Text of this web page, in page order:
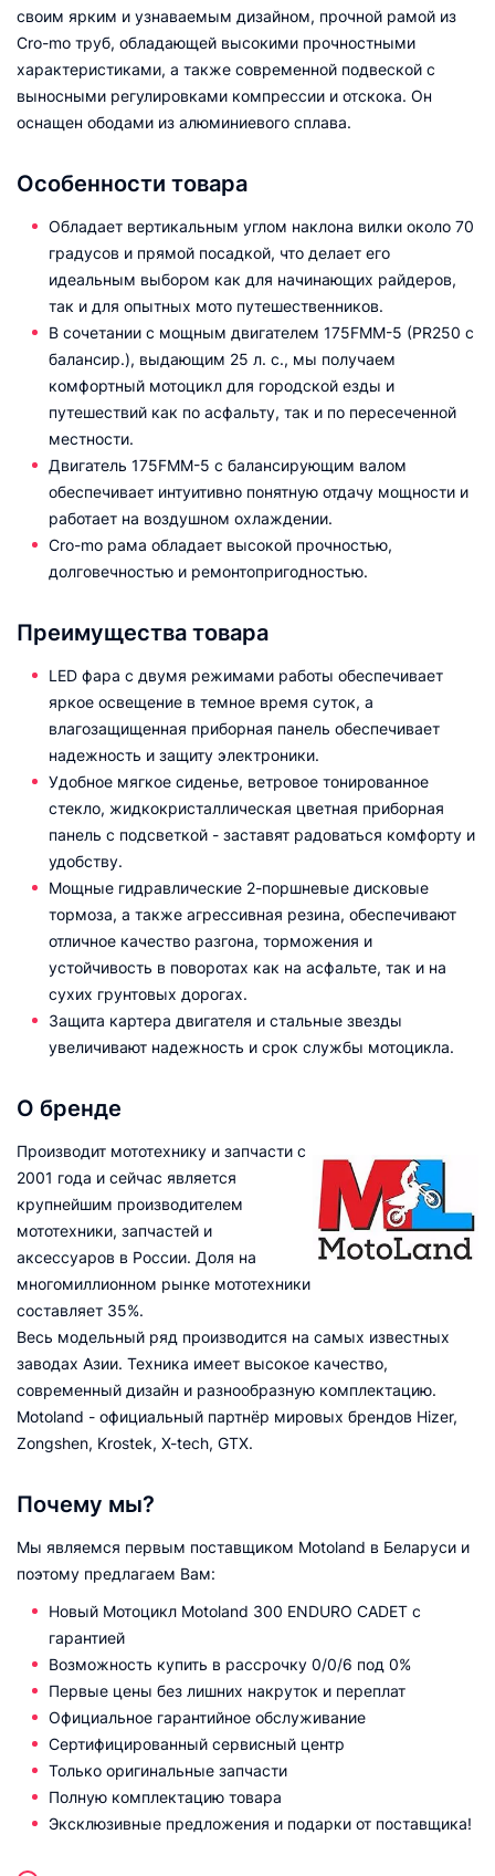
своим ярким и узнаваемым дизайном, прочной рамой из
Cro-mo труб, обладающей высокими прочностными
характеристиками, а также современной подвеской с
выносными регулировками компрессии и отскока. Он
оснащен ободами из алюминиевого сплава.
Особенности товара
Обладает вертикальным углом наклона вилки около 70
градусов и прямой посадкой, что делает его
идеальным выбором как для начинающих райдеров,
так и для опытных мото путешественников.
В сочетании с мощным двигателем 175FMM-5 (PR250 с
балансир.), выдающим 25 л. с., мы получаем
комфортный мотоцикл для городской езды и
путешествий как по асфальту, так и по пересеченной
местности.
Двигатель 175FMM-5 с балансирующим валом
обеспечивает интуитивно понятную отдачу мощности и
работает на воздушном охлаждении.
Cro-mo рама обладает высокой прочностью,
долговечностью и ремонтопригодностью.
Преимущества товара
LED фара с двумя режимами работы обеспечивает
яркое освещение в темное время суток, а
влагозащищенная приборная панель обеспечивает
надежность и защиту электроники.
Удобное мягкое сиденье, ветровое тонированное
стекло, жидкокристаллическая цветная приборная
панель с подсветкой - заставят радоваться комфорту и
удобству.
Мощные гидравлические 2-поршневые дисковые
тормоза, а также агрессивная резина, обеспечивают
отличное качество разгона, торможения и
устойчивость в поворотах как на асфальте, так и на
сухих грунтовых дорогах.
Защита картера двигателя и стальные звезды
увеличивают надежность и срок службы мотоцикла.
О бренде
Производит мототехнику и запчасти с
2001 года и сейчас является
крупнейшим производителем
мототехники, запчастей и
аксессуаров в России. Доля на
многомиллионном рынке мототехники
составляет 35%.
Весь модельный ряд производится на самых известных
заводах Азии. Техника имеет высокое качество,
современный дизайн и разнообразную комплектацию.
Motoland - официальный партнёр мировых брендов Hizer,
Zongshen, Krostek, X-tech, GTX.
Почему мы?
Мы являемся первым поставщиком Motoland в Беларуси и
поэтому предлагаем Вам:
Новый Мотоцикл Motoland 300 ENDURO CADET с
гарантией
Возможность купить в рассрочку 0/0/6 под 0%
Первые цены без лишних накруток и переплат
Официальное гарантийное обслуживание
Сертифицированный сервисный центр
Только оригинальные запчасти
Полную комплектацию товара
Эксклюзивные предложения и подарки от поставщика!